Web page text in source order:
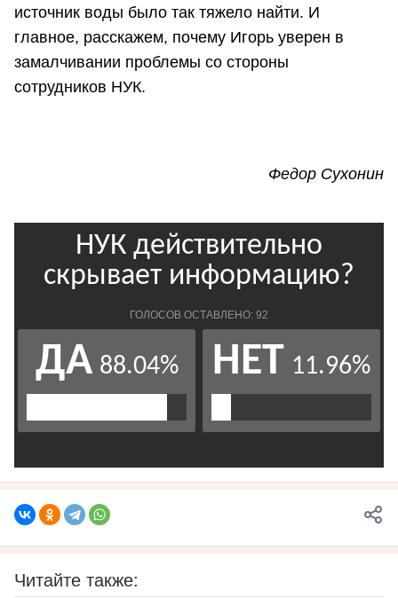
источник воды было так тяжело найти. И
главное, расскажем, почему Игорь уверен в
замалчивании проблемы со стороны
сотрудников НУК.
Федор Сухонин
Читайте также: